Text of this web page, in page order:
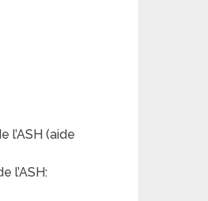
l’ASH (aide
l’ASH: